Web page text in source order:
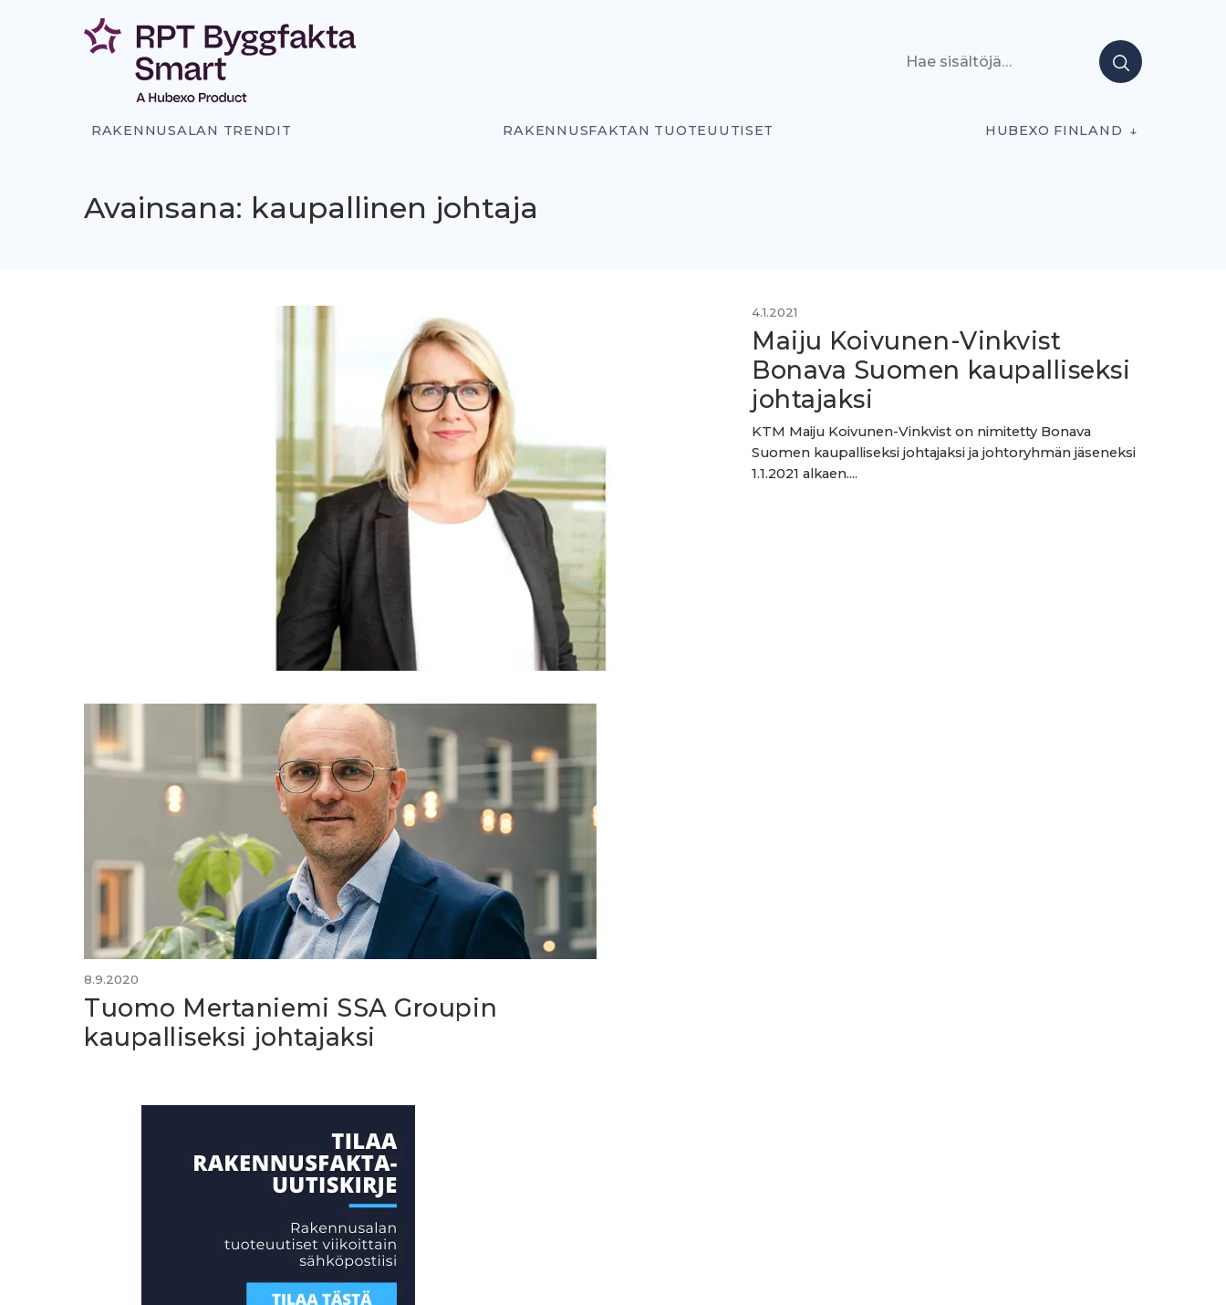
RAKENNUSALAN TRENDIT RAKENNUSFAKTAN TUOTEUUTISET HUBEXO FINLAND
Avainsana: kaupallinen johtaja
4.1.2021
Maiju Koivunen-Vinkvist
Bonava Suomen kaupalliseksi
johtajaksi
KTM Maiju Koivunen-Vinkvist on nimitetty Bonava
Suomen kaupalliseksi johtajaksi ja johtoryhmän jäseneksi
1.1.2021 alkaen....
8.9.2020
Tuomo Mertaniemi SSA Groupin
kaupalliseksi johtajaksi